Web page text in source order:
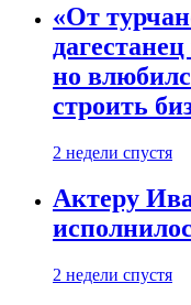
«От
но
строить
2 недели спустя
Актеру
2 недели спустя